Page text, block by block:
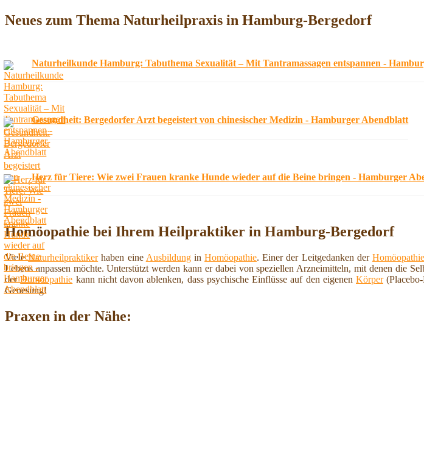
Neues zum Thema Naturheilpraxis in Hamburg-Bergedorf
Naturheilkunde Hamburg: Tabuthema Sexualität – Mit Tantramassagen entspannen -
Gesundheit: Bergedorfer Arzt begeistert von chinesischer Medizin - Hamburger Abendblatt
Herz für Tiere: Wie zwei Frauen kranke Hunde wieder auf die Beine bringen - Hamburger
Homöopathie bei Ihrem Heilpraktiker in Hamburg-Bergedorf
VieleNaturheilpraktikerhaben eine AusbildunginHomöopathie. Einer der Leitgedanken der Homöopathie
Lebens anpassen möchte. Unterstützt werden kann er dabei von speziellen Arzneimitteln, mit denen die
derHomöopathie kann nicht davon ablenken, dass psychische Einflüsse auf den eigenen Körper
Genesung!
Praxen in der Nähe: